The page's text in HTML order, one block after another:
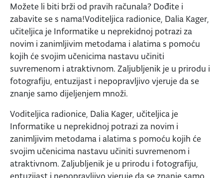
Možete li biti brži od pravih računala? Dođite i
zabavite se s nama!Voditeljica radionice, Dalia Kager,
učiteljica je Informatike u neprekidnoj potrazi za
novim i zanimljivim metodama i alatima s pomoću
kojih će svojim učenicima nastavu učiniti
suvremenom i atraktivnom. Zaljubljenik je u prirodu i
fotografiju, entuzijast i nepopravljivo vjeruje da se
znanje samo dijeljenjem množi.
Voditeljica radionice, Dalia Kager, učiteljica je
Informatike u neprekidnoj potrazi za novim i
zanimljivim metodama i alatima s pomoću kojih će
svojim učenicima nastavu učiniti suvremenom i
atraktivnom. Zaljubljenik je u prirodu i fotografiju,